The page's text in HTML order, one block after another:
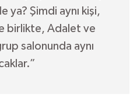
Şimdi aynı kişi,
birlikte, Adalet ve
salonunda aynı